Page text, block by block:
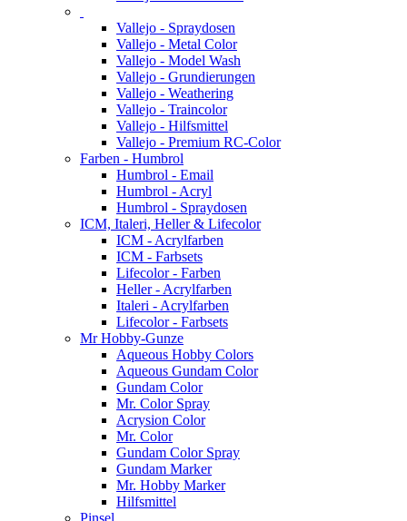
Vallejo - Spraydosen
Vallejo - Metal Color
Vallejo - Model Wash
Vallejo - Grundierungen
Vallejo - Weathering
Vallejo - Traincolor
Vallejo - Hilfsmittel
Vallejo - Premium RC-Color
Farben - Humbrol
Humbrol - Email
Humbrol - Acryl
Humbrol - Spraydosen
ICM, Italeri, Heller & Lifecolor
ICM - Acrylfarben
ICM - Farbsets
Lifecolor - Farben
Heller - Acrylfarben
Italeri - Acrylfarben
Lifecolor - Farbsets
Mr Hobby-Gunze
Aqueous Hobby Colors
Aqueous Gundam Color
Gundam Color
Mr. Color Spray
Acrysion Color
Mr. Color
Gundam Color Spray
Gundam Marker
Mr. Hobby Marker
Hilfsmittel
Pinsel